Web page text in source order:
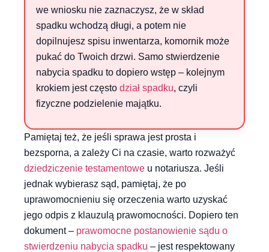
we wniosku nie zaznaczysz, że w skład
spadku wchodzą długi, a potem nie
dopilnujesz spisu inwentarza, komornik może
pukać do Twoich drzwi. Samo stwierdzenie
nabycia spadku to dopiero wstęp – kolejnym
krokiem jest często dział spadku, czyli
fizyczne podzielenie majątku.
Pamiętaj też, że jeśli sprawa jest prosta i
bezsporna, a zależy Ci na czasie, warto rozważyć
dziedziczenie testamentowe u notariusza. Jeśli
jednak wybierasz sąd, pamiętaj, że po
uprawomocnieniu się orzeczenia warto uzyskać
jego odpis z klauzulą prawomocności. Dopiero ten
dokument – prawomocne postanowienie sądu o
stwierdzeniu nabycia spadku – jest respektowany